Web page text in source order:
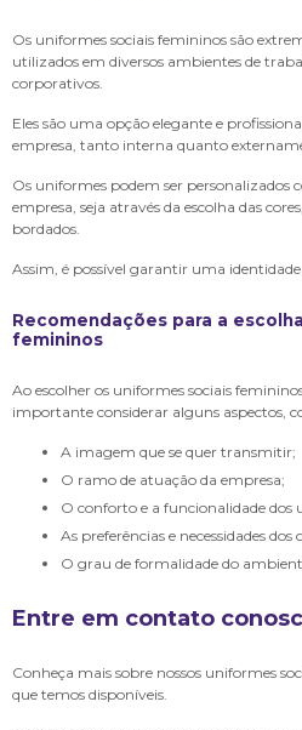
Os uniformes sociais femininos são
utilizados em diversos ambientes de
corporativos.
Eles são uma opção elegante e
empresa, tanto interna quanto
Os uniformes podem ser personalizados
empresa, seja através da escolha das
bordados.
Assim, é possível garantir uma
Recomendações para a
femininos
Ao escolher os uniformes sociais
importante considerar alguns aspectos,
A imagem que se quer transmitir;
O ramo de atuação da empresa;
O conforto e a funcionalidade dos
As preferências e necessidades
O grau de formalidade do
Entre em contato
Conheça mais sobre nossos uniformes
que temos disponíveis.